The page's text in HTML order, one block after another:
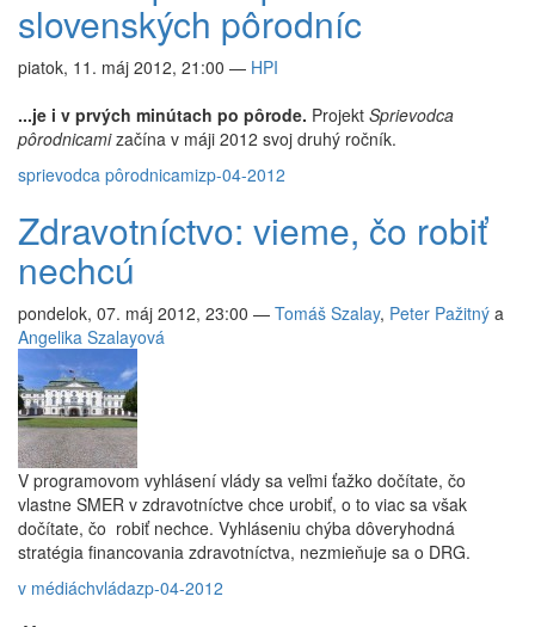
slovenských pôrodníc
piatok, 11. máj 2012, 21:00 — HPI
...je i v prvých minútach po pôrode. Projekt Sprievodca
pôrodnicamizačína v máji 2012 svoj druhý ročník.
sprievodca pôrodnicamizp-04-2012
Zdravotníctvo: vieme, čo robiť
nechcú
pondelok, 07. máj 2012, 23:00 — Tomáš Szalay, Peter Pažitný a
Angelika Szalayová
V programovom vyhlásení vlády sa veľmi ťažko dočítate, čo
vlastne SMER v zdravotníctve chce urobiť, o to viac sa však
dočítate, čo robiť nechce. Vyhláseniu chýba dôveryhodná
stratégia financovania zdravotníctva, nezmieňuje sa o DRG.
v médiáchvládazp-04-2012